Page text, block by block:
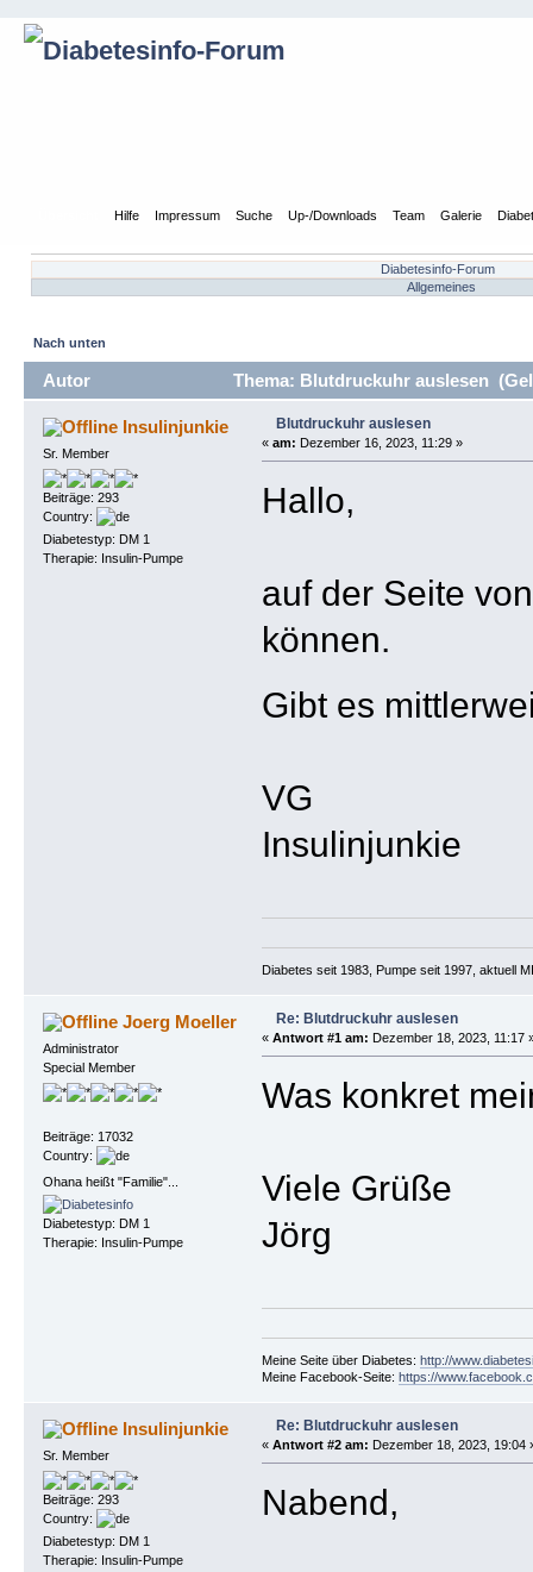
Hilfe Impressum Suche Up-/Downloads Team Galerie
Diabetesinfo-Forum
Allgemeines
Nach unten
Autor Thema: Blutdruckuhr auslesen
Insulinjunkie
Sr. Member
Beiträge: 293
Country:
Diabetestyp: DM 1
Therapie: Insulin-Pumpe
Blutdruckuhr auslesen
« am: Dezember 16, 2023, 11:29 »
Hallo,
auf der Seite
können.
Gibt es
VG
Insulinjunkie
Diabetes seit 1983, Pumpe seit 1997, aktuell
Joerg Moeller
Administrator
Special Member
Beiträge: 17032
Country:
Ohana heißt "Familie"...
Diabetestyp: DM 1
Therapie: Insulin-Pumpe
Re: Blutdruckuhr auslesen
« Antwort #1 am: Dezember 18, 2023, 11:17
Was konkret
Viele Grüße
Jörg
Meine Seite über Diabetes: http://
Meine Facebook-Seite: https://
Insulinjunkie
Sr. Member
Beiträge: 293
Country:
Diabetestyp: DM 1
Therapie: Insulin-Pumpe
Re: Blutdruckuhr auslesen
« Antwort #2 am: Dezember 18, 2023, 19:04
Nabend,